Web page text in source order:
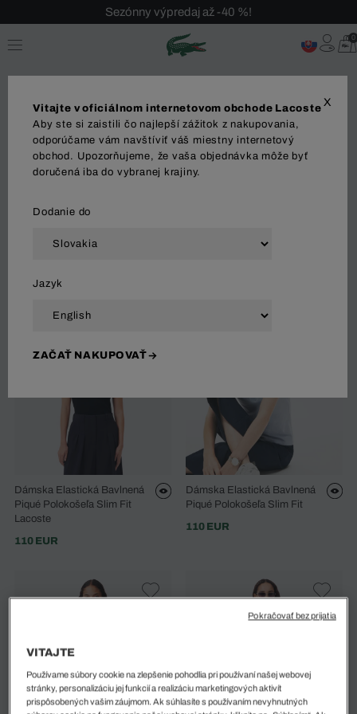
Sezónny výpredaj až -40 %!
Bezplatné vrátenie!
0
MUŽI ŽENY OBLEČENIE
Dámska Elastická Bavlnená
Piqué Polokošeľa Slim Fit
Lacoste
110 EUR
Dámska Elastická Bavlnená
Piqué Polokošeľa Slim Fit
110 EUR
X
Vitajte v oficiálnom internetovom obchode Lacoste
Aby ste si zaistili čo najlepší zážitok z nakupovania,
odporúčame vám navštíviť váš miestny internetový
obchod. Upozorňujeme, že vaša objednávka môže byť
doručená iba do vybranej krajiny.
Dodanie do
Jazyk
ZAČAŤ NAKUPOVAŤ
VITAJTE
Používame súbory cookie na zlepšenie pohodlia pri používaní našej webovej
stránky, personalizáciu jej funkcií a realizáciu marketingových aktivít
prispôsobených vašim záujmom. Ak súhlasíte s používaním nevyhnutných
Pokračovať bez prijatia